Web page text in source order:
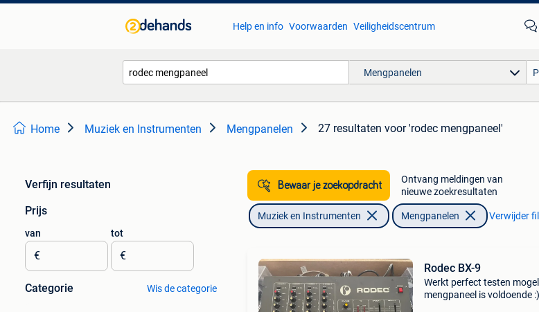
Help en info Voorwaarden Veiligheidscentrum
Mengpanelen
Home Muziek en Instrumenten Mengpanelen 27 resultaten voor 'rodec mengpaneel'
Verfijn resultaten
Prijs
van
€
tot
€
Categorie Wis de categorie
Bewaar je zoekopdracht
Ontvang meldingen van
nieuwe zoekresultaten
Muziek en Instrumenten Mengpanelen Verwijder
Rodec BX-9
Werkt perfect testen
mengpaneel is voldoende :)